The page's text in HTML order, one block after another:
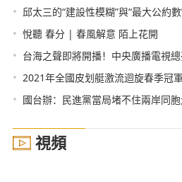
• 邱太三的“建設性模糊”與“最大公約數
• 悅聽 春分 | 春風解意 陌上花開
• 台海之聲即將開播！中央廣播電視總臺
• 2021年全國皮划艇激流迴旋春季冠軍賽 暨第十四
• 國台辦：民進黨當局堵不住兩岸同
視頻